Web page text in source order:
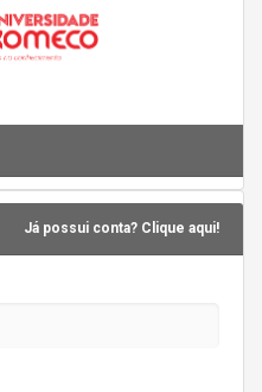
Já possui conta? Clique aqui!